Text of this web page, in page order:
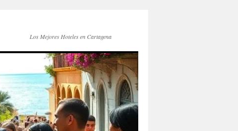
Los Mejores Hoteles en Cartagena